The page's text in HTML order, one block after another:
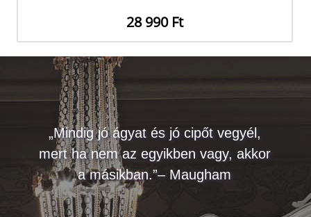
28 990 Ft
„Mindig jó ágyat és jó cipőt vegyél,
mert ha nem az egyikben vagy, akkor
a másikban.”– Maugham